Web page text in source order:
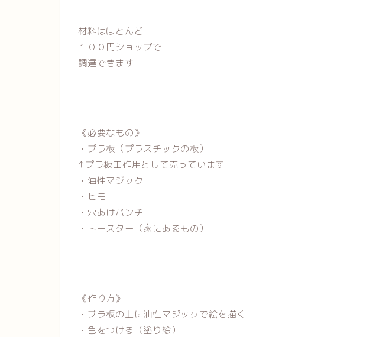
材料はほとんど
１００円ショップで
調達できます
《必要なもの》
・プラ板（プラスチックの板）
↑プラ板工作用として売っています
・油性マジック
・ヒモ
・穴あけパンチ
・トースター（家にあるもの）
《作り方》
・プラ板の上に油性マジックで絵を描く
・色をつける（塗り絵）